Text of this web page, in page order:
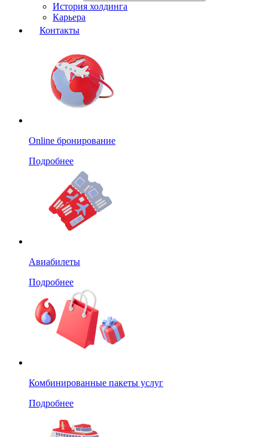
История холдинга
Карьера
Контакты
Online бронирование
Подробнее
Авиабилеты
Подробнее
Комбинированные пакеты услуг
Подробнее